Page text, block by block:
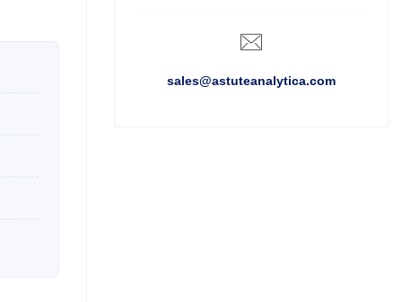
sales@astuteanalytica.com